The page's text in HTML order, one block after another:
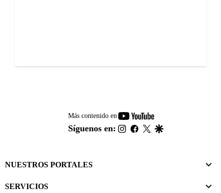
Más contenido en
youtube-
footer
Síguenos en: instagram
facebook
twitter
NUESTROS PORTALES
SERVICIOS